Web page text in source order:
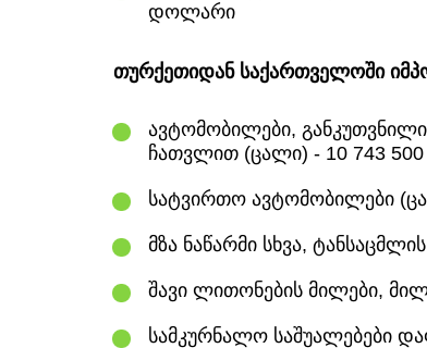
დოლარი
თურქეთიდან საქართველოში
ავტომობილები,
ჩათვლით (ცალი) - 10 743
სატვირთო ავტომობილები
მზა ნაწარმი სხვა,
შავი ლითონების მილები,
სამკურნალო საშუალებები